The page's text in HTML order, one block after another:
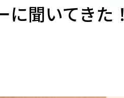
聞いてきた！